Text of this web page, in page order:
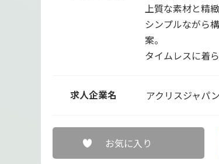
上質な素材と精
シンプルながら
案。
タイムレスに着
求人企業名 アクリスジャパン
お気に入り